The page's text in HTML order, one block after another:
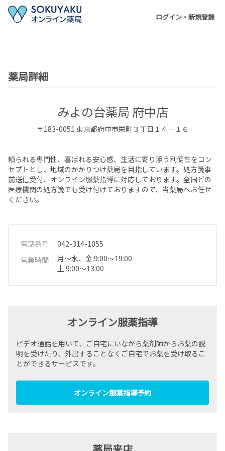
ログイン・新規登録
薬局詳細
みよの台薬局 府中店
〒183-0051 東京都府中市栄町３丁目１４－１６
頼られる専門性、喜ばれる安心感、生活に寄り添う利便性をコン
セプトとし、地域のかかりつけ薬局を目指しています。処方箋事
前送信受付、オンライン服薬指導に対応しております。全国どの
医療機関の処方箋でも受け付けておりますので、当薬局へお任せ
ください。
電話番号
042-314-1055
営業時間
月～水、金:9:00～19:00
土:9:00～13:00
オンライン服薬指導
ビデオ通話を用いて、ご自宅にいながら薬剤師からお薬の説
明を受けたり、外出することなくご自宅でお薬を受け取るこ
とができるサービスです。
オンライン服薬指導予約